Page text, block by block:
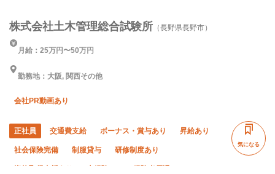
株式会社土木管理総合試験所 （長野県長野市）
月給：25万円〜50万円
勤務地：大阪, 関西その他
会社PR動画あり
正社員 交通費支給 ボーナス・賞与あり 昇給あり
社会保険完備 制服貸与 研修制度あり
資格取得支援あり 未経験OK 経験者優遇
気になる